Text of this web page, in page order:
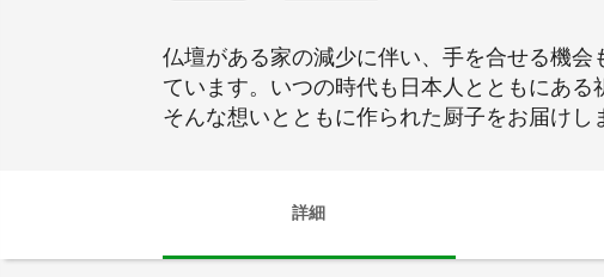
仏壇がある家の減少に伴い、手を合せる機
ています。いつの時代も日本人とともにあ
そんな想いとともに作られた厨子をお届けし
詳細